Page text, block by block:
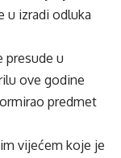
u izradi odluka
presude u
ove godine
predmet
vijećem koje je